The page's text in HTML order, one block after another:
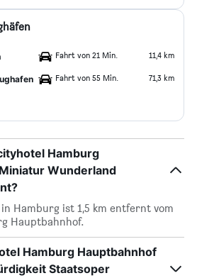
Fahrt von 21 Min. 11,4 km
Fahrt von 55 Min. 71,3 km
Hamburg
Wunderland
Hamburg ist 1,5 km entfernt vom
Hauptbahnhof.
Hamburg Hauptbahnhof
Staatsoper